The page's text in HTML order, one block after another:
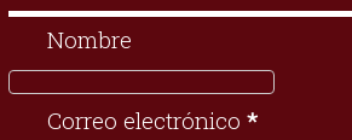
Nombre
Correo electrónico *